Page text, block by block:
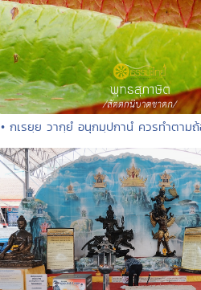
• กเรยฺย วากฺยํ อนุกมฺปกานํ ควรทำตาม